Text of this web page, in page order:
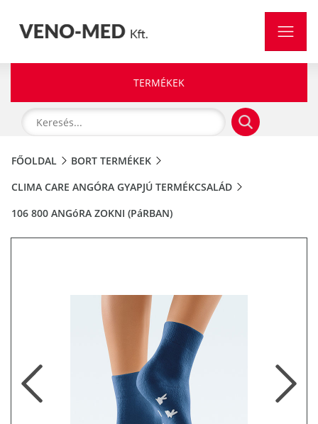
TERMÉKEK
FŐOLDAL
BORT TERMÉKEK
CLIMA CARE ANGÓRA GYAPJÚ TERMÉKCSALÁD
106 800 ANGóRA ZOKNI (PáRBAN)
Previous